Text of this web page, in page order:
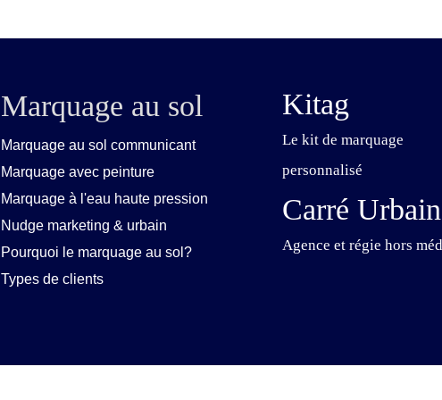
Marquage au sol
Marquage au sol communicant
Marquage avec peinture
Marquage à l'eau haute pression
Nudge marketing & urbain
Pourquoi le marquage au sol?
Types de clients
Kitag
Le kit de marquage
personnalisé
Carré Urbain
Agence et régie hors